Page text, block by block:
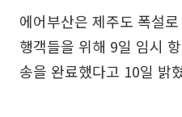
에어부산은 제주도 폭설
행객들을 위해 9일 임시
송을 완료했다고 10일 밝